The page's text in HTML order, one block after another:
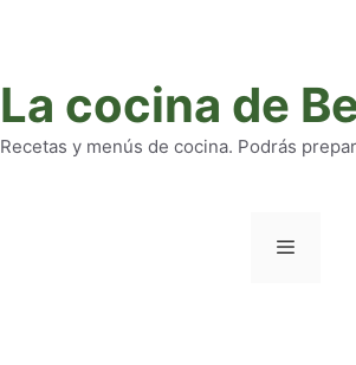
La cocina de
Recetas y menús de cocina. Podrás